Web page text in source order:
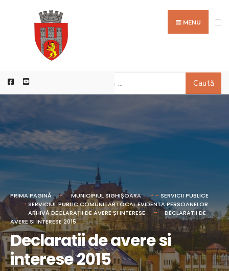
MENU
Caută
PRIMA PAGINĂ MUNICIPIUL SIGHIȘOARA
SERVICII PUBLICE
SERVICIUL PUBLIC COMUNITAR LOCAL EVIDENTA PERSOANELOR
ARHIVĂ DECLARAȚII DE AVERE ȘI INTERESE
DECLARATII DE
AVERE SI INTERESE 2015
Declaratii de avere si
interese 2015